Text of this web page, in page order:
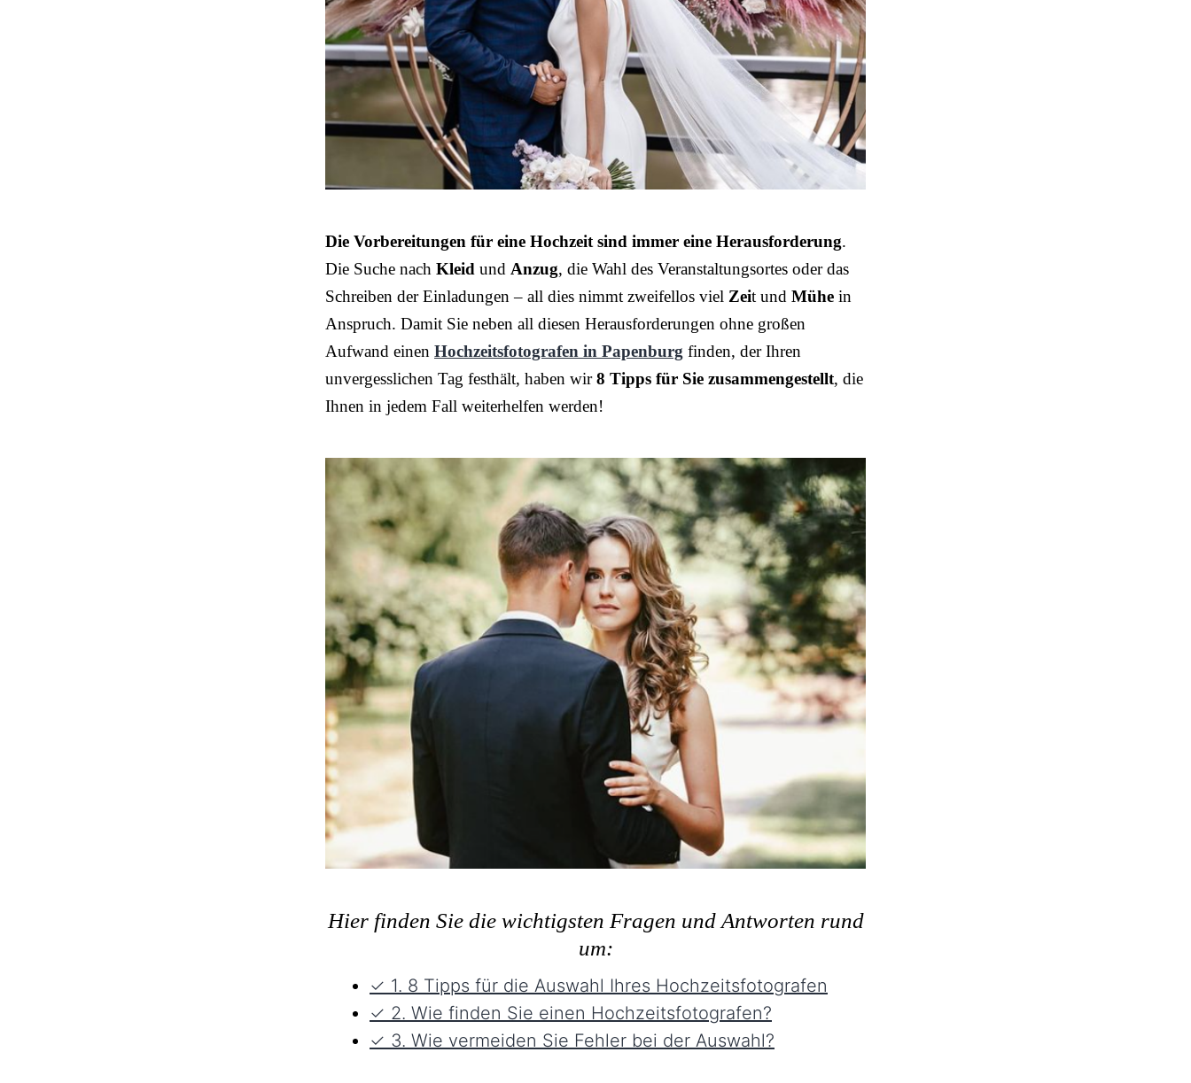
Die Vorbereitungen für eine Hochzeit sind immer eine Herausforderung.
Die Suche nach Kleid und Anzug, die Wahl des Veranstaltungsortes oder das
Schreiben der Einladungen – all dies nimmt zweifellos viel Zeit und Mühe in
Anspruch. Damit Sie neben all diesen Herausforderungen ohne großen
Aufwand einen Hochzeitsfotografen in Papenburg finden, der Ihren
unvergesslichen Tag festhält, haben wir8 Tipps für Sie zusammengestellt, die
Ihnen in jedem Fall weiterhelfen werden!
Hier finden Sie die wichtigsten Fragen und Antworten rund
um:
✓ 1. 8 Tipps für die Auswahl Ihres Hochzeitsfotografen
✓ 2. Wie finden Sie einen Hochzeitsfotografen?
✓ 3. Wie vermeiden Sie Fehler bei der Auswahl?